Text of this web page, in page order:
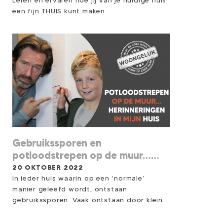
een fijn THUIS kunt maken
Gebruikssporen en
potloodstrepen op de muur…
herinneringen in mijn huis
20 OKTOBER 2022
In ieder huis waarin op een ‘normale’
manier geleefd wordt, ontstaan
gebruikssporen. Vaak ontstaan door kleine